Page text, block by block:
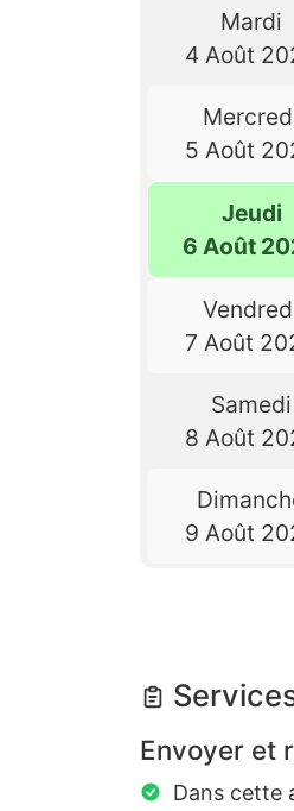
Mardi
4 Août
5 Août
Jeudi
6 Août
7 Août
Samedi
8 Août
9 Août
Envoyer et
Dans cette